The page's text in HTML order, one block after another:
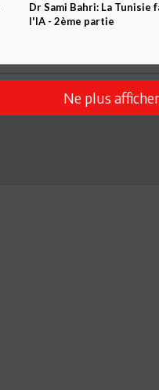
Dr Sami Bahri: La Tunisie
l'IA - 2ème partie
Ne plus afficher